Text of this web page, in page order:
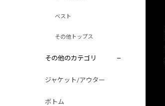
ベスト
その他トップス
その他のカテゴリ
ジャケット/アウター
ボトム
別注限定 ピグメントダイ バックプリント サーフ